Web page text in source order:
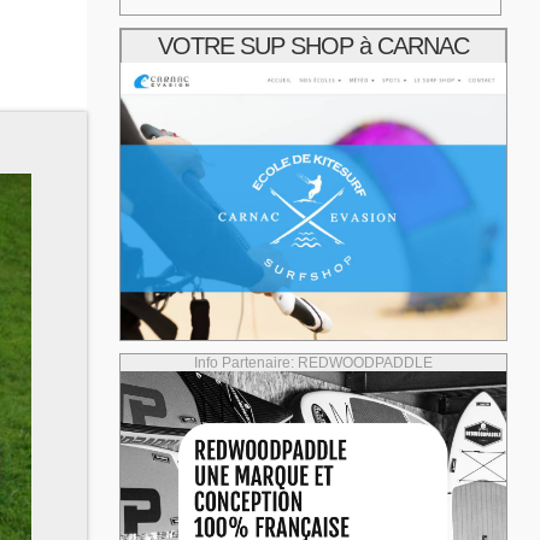
VOTRE SUP SHOP à CARNAC
Info Partenaire: REDWOODPADDLE